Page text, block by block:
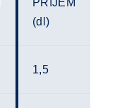
PŘÍJEM
(dl)
1,5